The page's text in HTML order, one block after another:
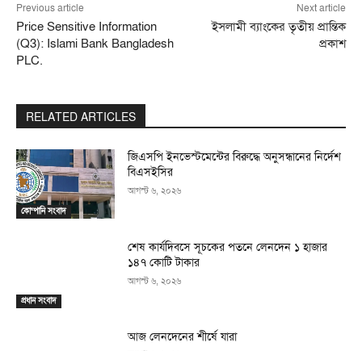
Previous article
Price Sensitive Information
(Q3): Islami Bank Bangladesh
PLC.
Next article
ইসলামী ব্যাংকের তৃতীয় প্রান্তিক
প্রকাশ
RELATED ARTICLES
কোম্পানি সংবাদ
জিএসপি ইনভেস্টমেন্টের বিরুদ্ধে অনুসন্ধানের নির্দেশ
বিএসইসির
আগস্ট ৬, ২০২৬
প্রধান সংবাদ
শেষ কার্যদিবসে সূচকের পতনে লেনদেন ১ হাজার
১৪৭ কোটি টাকার
আগস্ট ৬, ২০২৬
আজ লেনদেনের শীর্ষে যারা